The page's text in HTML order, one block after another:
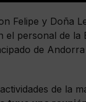
Felipe y Doña
el personal de la
de
de la